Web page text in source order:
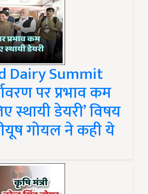
Dairy Summit
पर प्रभाव कम
डेयरी’ विषय
गोयल ने कही ये